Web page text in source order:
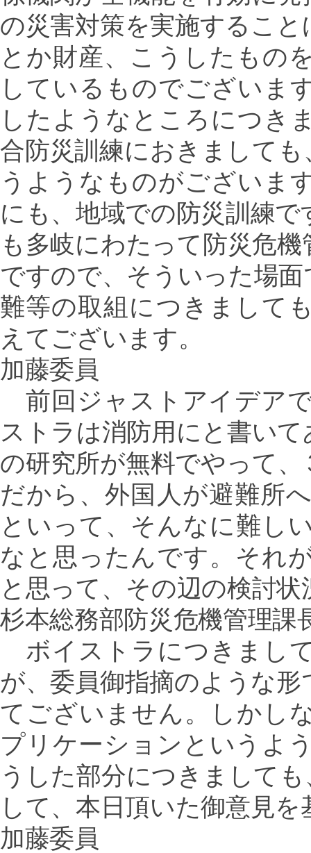
の災害対策を実施するこ
とか財産、こうしたもの
しているものでございま
したようなところにつき
合防災訓練におきまして
うようなものがございま
にも、地域での防災訓練
も多岐にわたって防災危
ですので、そういった場
難等の取組につきまして
えてございます。
加藤委員
前回ジャストアイデア
ストラは消防用にと書い
の研究所が無料でやって
だから、外国人が避難所
といって、そんなに難し
なと思ったんです。それ
と思って、その辺の検討
杉本総務部防災危機管理課
ボイストラにつきまし
が、委員御指摘のような
てございません。しかし
プリケーションというよ
うした部分につきまして
して、本日頂いた御意見
加藤委員